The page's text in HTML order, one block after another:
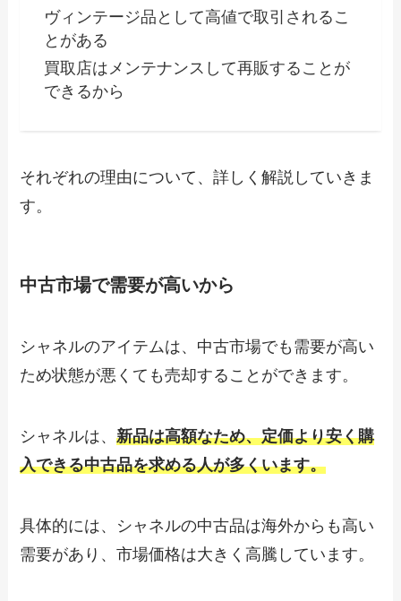
ヴィンテージ品として高値で取引されるこ
とがある
買取店はメンテナンスして再販することが
できるから
それぞれの理由について、詳しく解説していきま
す。
中古市場で需要が高いから
シャネルのアイテムは、中古市場でも需要が高い
ため状態が悪くても売却することができます。
シャネルは、新品は高額なため、定価より安く購
入できる中古品を求める人が多くいます。
具体的には、シャネルの中古品は海外からも高い
需要があり、市場価格は大きく高騰しています。